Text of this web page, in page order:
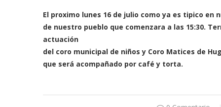
El proximo lunes 16 de julio como ya es tipico en
de nuestro pueblo que comenzara a las 15:30.
actuación
del coro municipal de niños y Coro Matices de
que será acompañado por café y torta.